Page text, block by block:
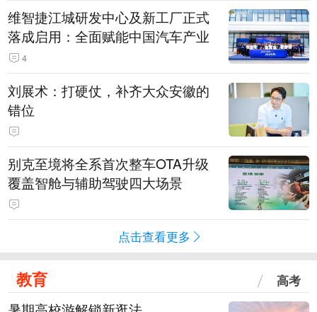
维智捷江城研发中心及新工厂正式
落成启用：全面赋能中国汽车产业
4
刘展术：打硬仗，补齐大众安徽的
错位
别克至境将全系首次整车OTA升级
覆盖智舱与辅助驾驶四大场景
点击查看更多
教育 高考